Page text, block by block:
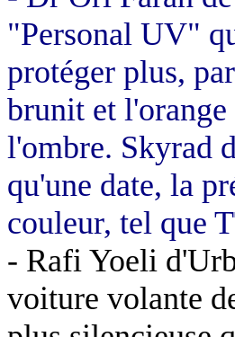
"Personal UV"
protéger plus,
brunit et l'orange
l'ombre. Skyrad
qu'une date, la
couleur, tel que
- Rafi Yoeli
voiture volante